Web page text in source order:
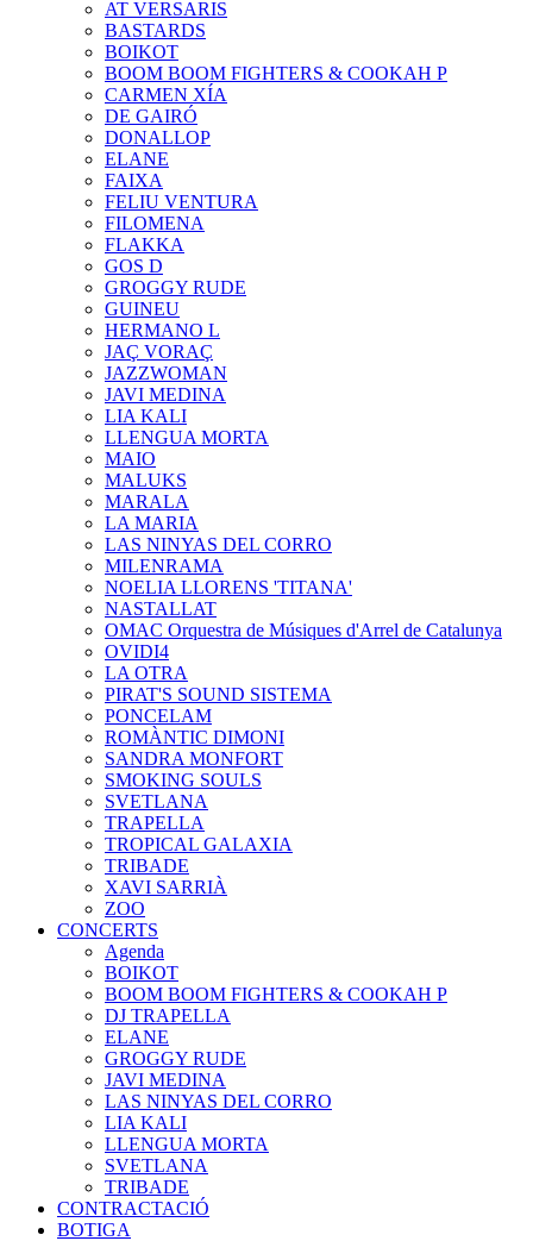
AT VERSARIS
BASTARDS
BOIKOT
BOOM BOOM FIGHTERS & COOKAH P
CARMEN XÍA
DE GAIRÓ
DONALLOP
ELANE
FAIXA
FELIU VENTURA
FILOMENA
FLAKKA
GOS D
GROGGY RUDE
GUINEU
HERMANO L
JAÇ VORAÇ
JAZZWOMAN
JAVI MEDINA
LIA KALI
LLENGUA MORTA
MAIO
MALUKS
MARALA
LA MARIA
LAS NINYAS DEL CORRO
MILENRAMA
NOELIA LLORENS 'TITANA'
NASTALLAT
OMAC Orquestra de Músiques d'Arrel de Catalunya
OVIDI4
LA OTRA
PIRAT'S SOUND SISTEMA
PONCELAM
ROMÀNTIC DIMONI
SANDRA MONFORT
SMOKING SOULS
SVETLANA
TRAPELLA
TROPICAL GALAXIA
TRIBADE
XAVI SARRIÀ
ZOO
CONCERTS
Agenda
BOIKOT
BOOM BOOM FIGHTERS & COOKAH P
DJ TRAPELLA
ELANE
GROGGY RUDE
JAVI MEDINA
LAS NINYAS DEL CORRO
LIA KALI
LLENGUA MORTA
SVETLANA
TRIBADE
CONTRACTACIÓ
BOTIGA